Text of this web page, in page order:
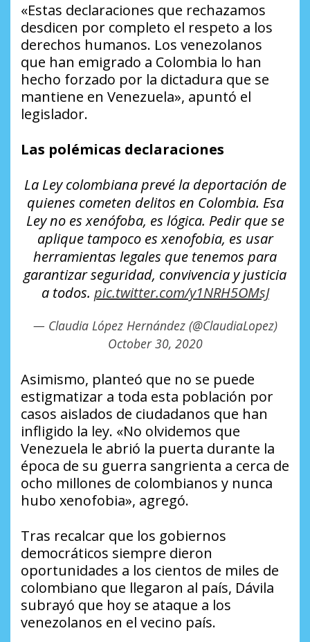
«Estas declaraciones que rechazamos
desdicen por completo el respeto a los
derechos humanos. Los venezolanos
que han emigrado a Colombia lo han
hecho forzado por la dictadura que se
mantiene en Venezuela», apuntó el
legislador.
Las polémicas declaraciones
La Ley colombiana prevé la deportación de
quienes cometen delitos en Colombia. Esa
Ley no es xenófoba, es lógica. Pedir que se
aplique tampoco es xenofobia, es usar
herramientas legales que tenemos para
garantizar seguridad, convivencia y justicia
a todos. pic.twitter.com/y1NRH5OMsJ
— Claudia López Hernández (@ClaudiaLopez)
October 30, 2020
Asimismo, planteó que no se puede
estigmatizar a toda esta población por
casos aislados de ciudadanos que han
infligido la ley. «No olvidemos que
Venezuela le abrió la puerta durante la
época de su guerra sangrienta a cerca de
ocho millones de colombianos y nunca
hubo xenofobia», agregó.
Tras recalcar que los gobiernos
democráticos siempre dieron
oportunidades a los cientos de miles de
colombiano que llegaron al país, Dávila
subrayó que hoy se ataque a los
venezolanos en el vecino país.